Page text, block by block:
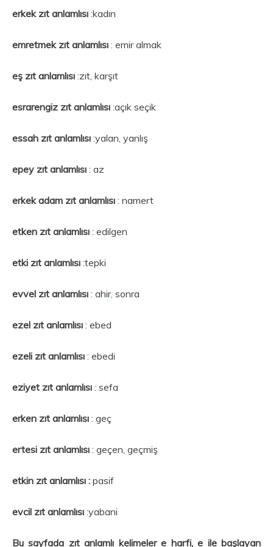
erkek zıt anlamlısı :kadın
emretmek zıt anlamlısı : emir almak
eş zıt anlamlısı :zıt, karşıt
esrarengiz zıt anlamlısı :açık seçik
essah zıt anlamlısı :yalan, yanlış
epey zıt anlamlısı : az
erkek adam zıt anlamlısı : namert
etken zıt anlamlısı : edilgen
etki zıt anlamlısı :tepki
evvel zıt anlamlısı : ahir, sonra
ezel zıt anlamlısı : ebed
ezeli zıt anlamlısı : ebedi
eziyet zıt anlamlısı : sefa
erken zıt anlamlısı : geç
ertesi zıt anlamlısı : geçen, geçmiş
etkin zıt anlamlısı : pasif
evcil zıt anlamlısı :yabani
Bu sayfada zıt anlamlı kelimeler e harfi, e ile başlayan